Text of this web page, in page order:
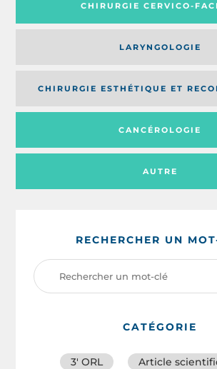
CHIRURGIE CERVICO-
AUTRE
LARYNGOLOGIE
CHIRURGIE ESTHÉTIQUE ET
CANCÉROLOGIE
RECHERCHER UN
CATÉGORIE
3′ ORL
Article